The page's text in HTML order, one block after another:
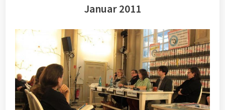
Januar 2011